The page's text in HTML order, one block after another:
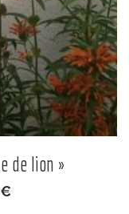
de lion »
€